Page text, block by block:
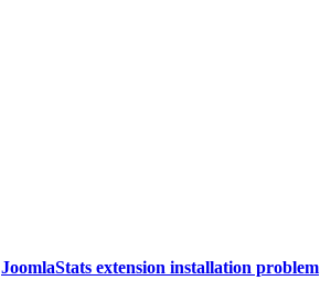
JoomlaStats extension installation problem